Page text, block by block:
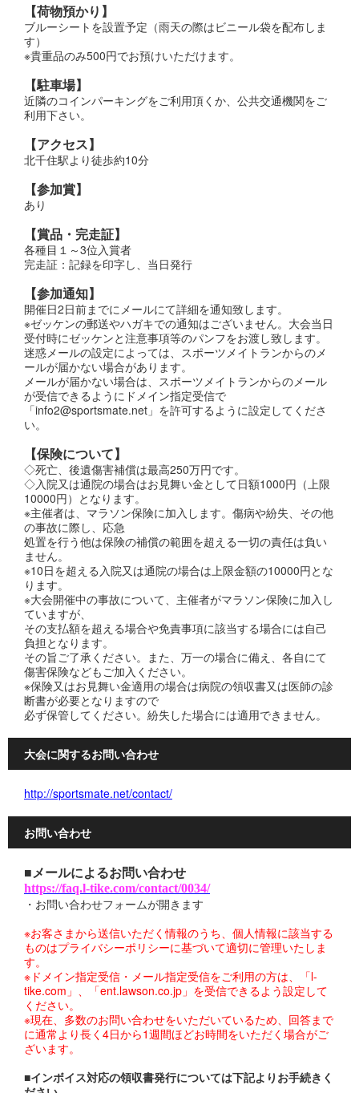
【荷物預かり】
ブルーシートを設置予定（雨天の際はビニール袋を配布しま
す）
※貴重品のみ500円でお預けいただけます。
【駐車場】
近隣のコインパーキングをご利用頂くか、公共交通機関をご
利用下さい。
【アクセス】
北千住駅より徒歩約10分
【参加賞】
あり
【賞品・完走証】
各種目１～3位入賞者
完走証：記録を印字し、当日発行
【参加通知】
開催日2日前までにメールにて詳細を通知致します。
※ゼッケンの郵送やハガキでの通知はございません。大会当日
受付時にゼッケンと注意事項等のパンフをお渡し致します。
迷惑メールの設定によっては、スポーツメイトランからのメ
ールが届かない場合があります。
メールが届かない場合は、スポーツメイトランからのメール
が受信できるようにドメイン指定受信で
「info2@sportsmate.net」を許可するように設定してくださ
い。
【保険について】
◇死亡、後遺傷害補償は最高250万円です。
◇入院又は通院の場合はお見舞い金として日額1000円（上限
10000円）となります。
※主催者は、マラソン保険に加入します。傷病や紛失、その他
の事故に際し、応急
処置を行う他は保険の補償の範囲を超える一切の責任は負い
ません。
※10日を超える入院又は通院の場合は上限金額の10000円とな
ります。
※大会開催中の事故について、主催者がマラソン保険に加入し
ていますが、
その支払額を超える場合や免責事項に該当する場合には自己
負担となります。
その旨ご了承ください。また、万一の場合に備え、各自にて
傷害保険などもご加入ください。
※保険又はお見舞い金適用の場合は病院の領収書又は医師の診
断書が必要となりますので
必ず保管してください。紛失した場合には適用できません。
大会に関するお問い合わせ
http://sportsmate.net/contact/
お問い合わせ
■メールによるお問い合わせ
https://faq.l-tike.com/contact/0034/
・お問い合わせフォームが開きます
※お客さまから送信いただく情報のうち、個人情報に該当する
ものはプライバシーポリシーに基づいて適切に管理いたしま
す。
※ドメイン指定受信・メール指定受信をご利用の方は、「l-
tike.com」、「ent.lawson.co.jp」を受信できるよう設定して
ください。
※現在、多数のお問い合わせをいただいているため、回答まで
に通常より長く4日から1週間ほどお時間をいただく場合がご
ざいます。
■インボイス対応の領収書発行については下記よりお手続きく